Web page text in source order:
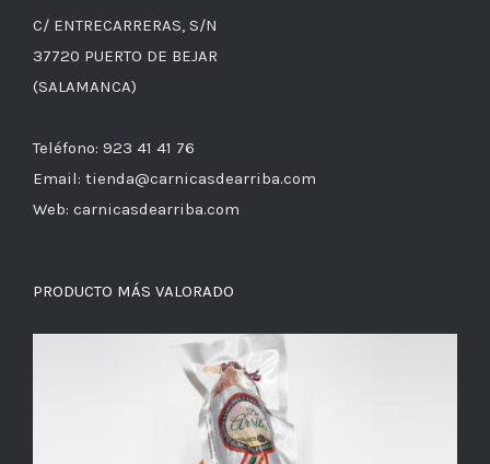
C/ ENTRECARRERAS, S/N
37720 PUERTO DE BEJAR
(SALAMANCA)
Teléfono: 923 41 41 76
Email: tienda@carnicasdearriba.com
Web: carnicasdearriba.com
PRODUCTO MÁS VALORADO